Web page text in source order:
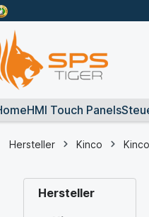
HMI Touch Panels
Hersteller Kinco
Hersteller